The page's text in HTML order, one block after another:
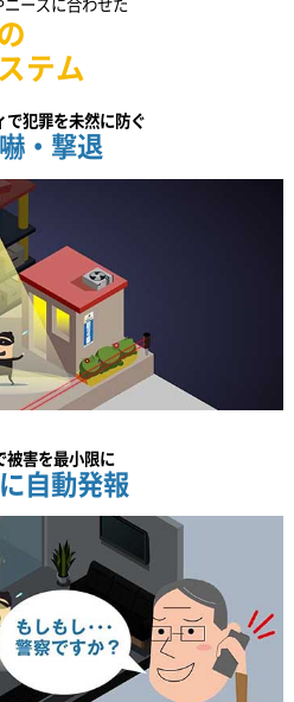
テム
犯罪を未然に防ぐ
・撃退
被害を最小限に
自動発報